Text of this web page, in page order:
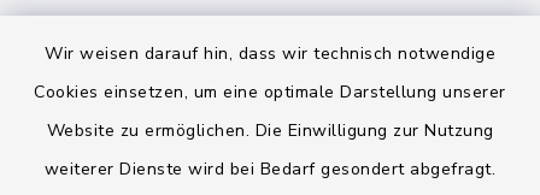
Wir weisen darauf hin, dass wir technisch notwendige
Cookies einsetzen, um eine optimale Darstellung unserer
Website zu ermöglichen. Die Einwilligung zur Nutzung
weiterer Dienste wird bei Bedarf gesondert abgefragt.
Kontakt